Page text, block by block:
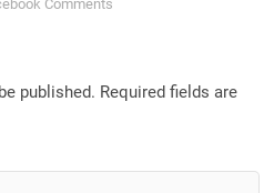
Comments
published. Required fields are